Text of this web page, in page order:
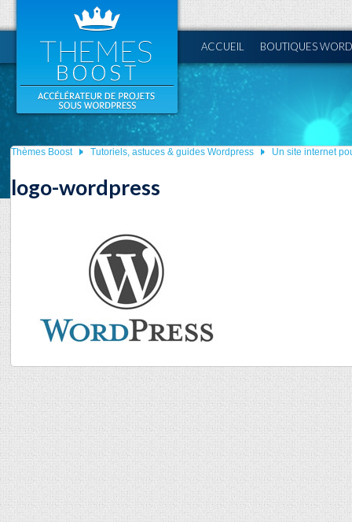
ACCUEIL BOUTIQUES
Thèmes Boost Tutoriels, astuces & guides Wordpress Un site internet
logo-wordpress